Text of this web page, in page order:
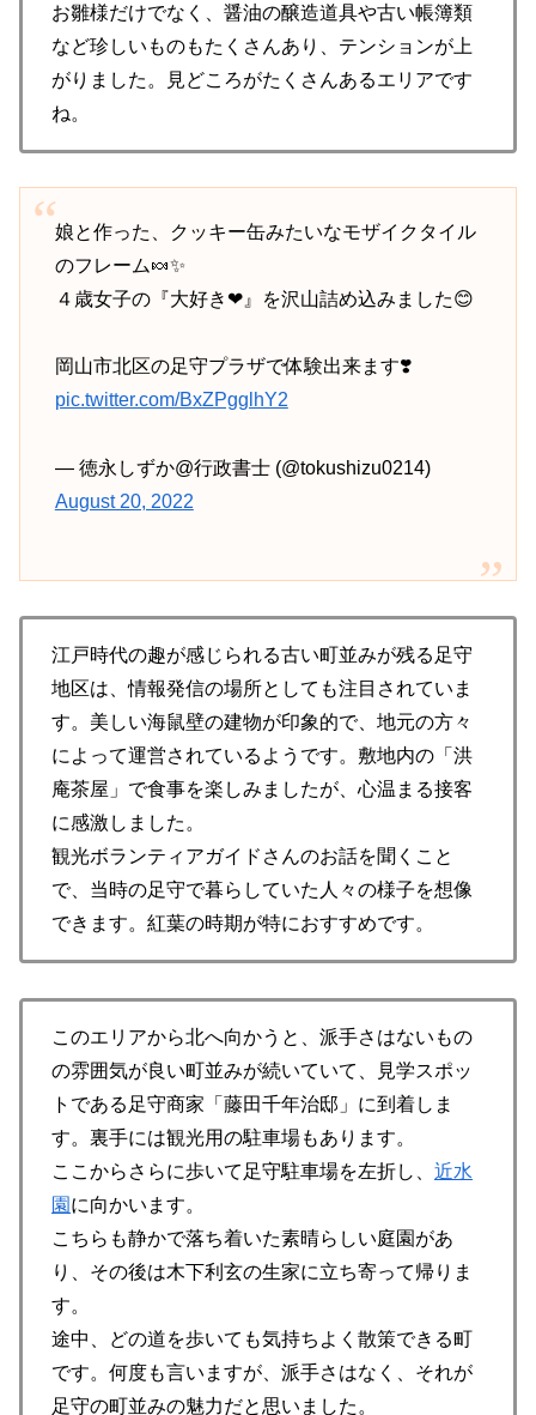
お雛様だけでなく、醤油の醸造道具や古い帳簿類
など珍しいものもたくさんあり、テンションが上
がりました。見どころがたくさんあるエリアです
ね。
娘と作った、クッキー缶みたいなモザイクタイル
のフレーム🍬✨
４歳女子の『大好き❤』を沢山詰め込みました😊
岡山市北区の足守プラザで体験出来ます❣️
pic.twitter.com/BxZPgglhY2
— 徳永しずか@行政書士 (@tokushizu0214)
August 20, 2022
江戸時代の趣が感じられる古い町並みが残る足守
地区は、情報発信の場所としても注目されていま
す。美しい海鼠壁の建物が印象的で、地元の方々
によって運営されているようです。敷地内の「洪
庵茶屋」で食事を楽しみましたが、心温まる接客
に感激しました。
観光ボランティアガイドさんのお話を聞くこと
で、当時の足守で暮らしていた人々の様子を想像
できます。紅葉の時期が特におすすめです。
このエリアから北へ向かうと、派手さはないもの
の雰囲気が良い町並みが続いていて、見学スポッ
トである足守商家「藤田千年治邸」に到着しま
す。裏手には観光用の駐車場もあります。
ここからさらに歩いて足守駐車場を左折し、 近水
園 に向かいます。
こちらも静かで落ち着いた素晴らしい庭園があ
り、その後は木下利玄の生家に立ち寄って帰りま
す。
途中、どの道を歩いても気持ちよく散策できる町
です。何度も言いますが、派手さはなく、それが
足守の町並みの魅力だと思いました。